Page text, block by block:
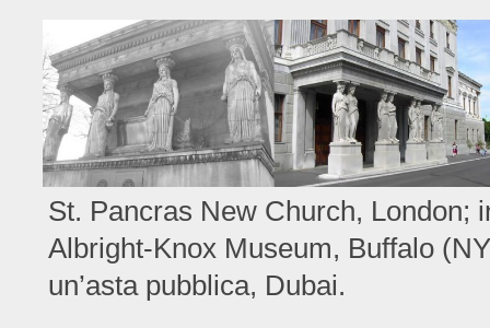
St. Pancras New Church, London;
Albright-Knox Museum, Buffalo
un’asta pubblica, Dubai.